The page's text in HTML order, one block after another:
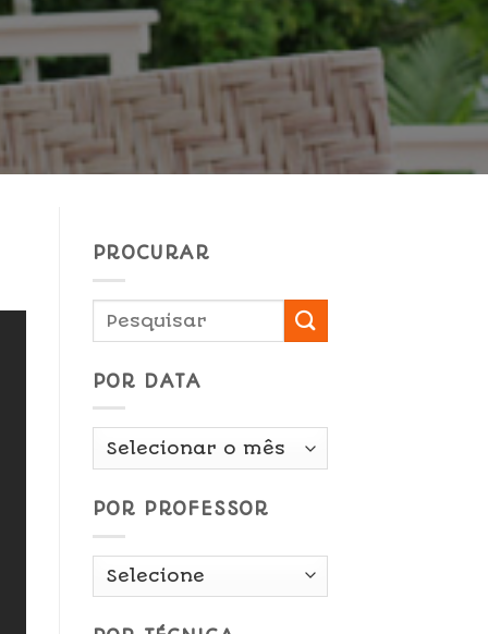
PROCURAR
POR DATA
Por
POR PROFESSOR